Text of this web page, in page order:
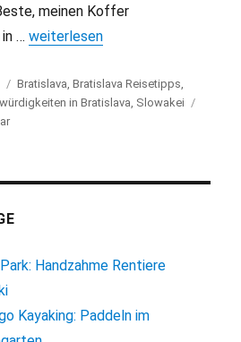
meinen Koffer
in …„Sehenswürdigkeiten in
weiterlesen
Schlagwörter
Bratislava ,Bratislava Reisetipps
in Bratislava Slowakei
meets
Handzahme Rentiere
Kayaking: Paddeln im